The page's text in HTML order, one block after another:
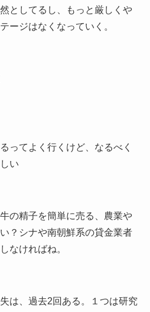
としてるし、もっと厳しくや
ージはなくなっていく。
ってよく行くけど、なるべく
い
の精子を簡単に売る、農業や
？シナや南朝鮮系の貸金業者
なければね。
は、過去2回ある。１つは研究